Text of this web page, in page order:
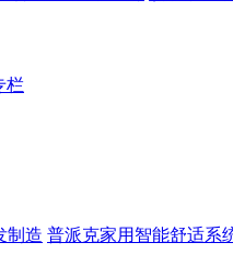
栏
制造 普派克家用智能舒适系